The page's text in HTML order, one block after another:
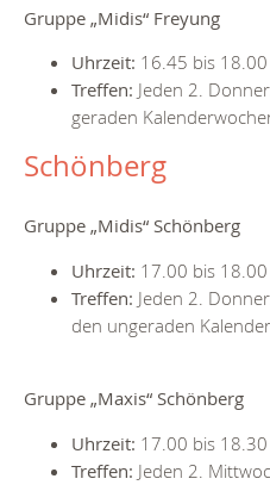
Gruppe „Midis“ Freyung
Uhrzeit: 16.45 bis
Treffen: Jeden 2.
geraden
Schönberg
Gruppe „Midis“ Schönberg
Uhrzeit: 17.00 bis
Treffen: Jeden 2.
den ungeraden
Gruppe „Maxis“ Schönberg
Uhrzeit: 17.00 bis
Treffen: Jeden 2.